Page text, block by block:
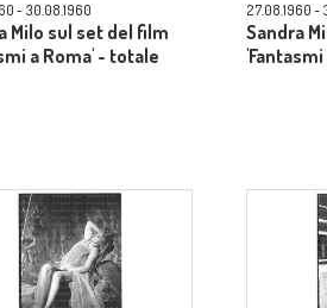
- 30.08.1960
Milo sul set del film
a Roma' - totale
27.08.1960 -
Sandra